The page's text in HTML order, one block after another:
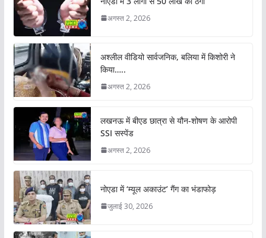
अगस्त 2, 2026
अश्लील वीडियो सार्वजनिक, बलिया में किशोरी ने
किया…..
अगस्त 2, 2026
लखनऊ में बीएड छात्रा से यौन-शोषण के आरोपी
SSI सस्पेंड
अगस्त 2, 2026
नोएडा में ‘म्यूल अकाउंट’ गैंग का भंडाफोड़
जुलाई 30, 2026